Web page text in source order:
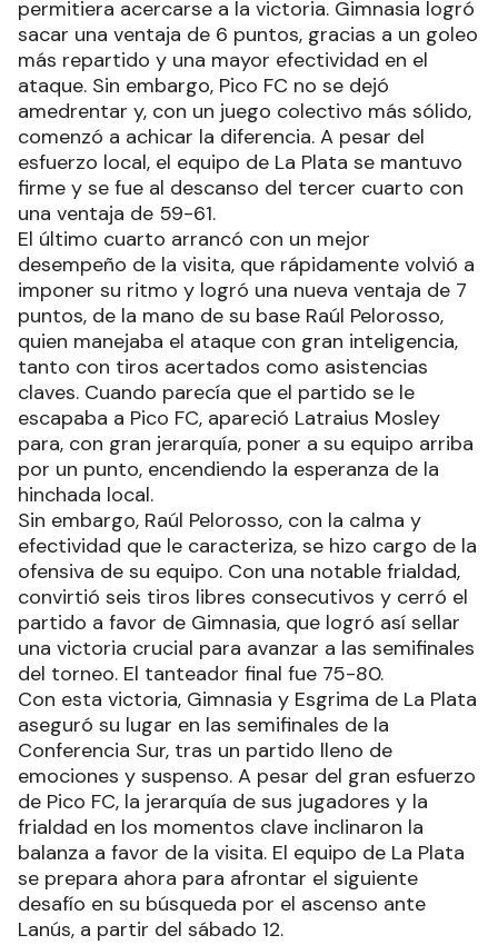
permitiera acercarse a la victoria. Gimnasia logró
sacar una ventaja de 6 puntos, gracias a un goleo
más repartido y una mayor efectividad en el
ataque. Sin embargo, Pico FC no se dejó
amedrentar y, con un juego colectivo más sólido,
comenzó a achicar la diferencia. A pesar del
esfuerzo local, el equipo de La Plata se mantuvo
firme y se fue al descanso del tercer cuarto con
una ventaja de 59-61.
El último cuarto arrancó con un mejor
desempeño de la visita, que rápidamente volvió a
imponer su ritmo y logró una nueva ventaja de 7
puntos, de la mano de su base Raúl Pelorosso,
quien manejaba el ataque con gran inteligencia,
tanto con tiros acertados como asistencias
claves. Cuando parecía que el partido se le
escapaba a Pico FC, apareció Latraius Mosley
para, con gran jerarquía, poner a su equipo arriba
por un punto, encendiendo la esperanza de la
hinchada local.
Sin embargo, Raúl Pelorosso, con la calma y
efectividad que le caracteriza, se hizo cargo de la
ofensiva de su equipo. Con una notable frialdad,
convirtió seis tiros libres consecutivos y cerró el
partido a favor de Gimnasia, que logró así sellar
una victoria crucial para avanzar a las semifinales
del torneo. El tanteador final fue 75-80.
Con esta victoria, Gimnasia y Esgrima de La Plata
aseguró su lugar en las semifinales de la
Conferencia Sur, tras un partido lleno de
emociones y suspenso. A pesar del gran esfuerzo
de Pico FC, la jerarquía de sus jugadores y la
frialdad en los momentos clave inclinaron la
balanza a favor de la visita. El equipo de La Plata
se prepara ahora para afrontar el siguiente
desafío en su búsqueda por el ascenso ante
Lanús, a partir del sábado 12.